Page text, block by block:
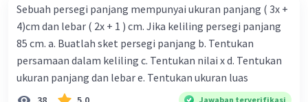
Sebuah persegi panjang mempunyai ukuran panjang ( 3x +
4)cm dan lebar ( 2x + 1 ) cm. Jika keliling persegi panjang
85 cm. a. Buatlah sket persegi panjang b. Tentukan
persamaan dalam keliling c. Tentukan nilai x d. Tentukan
ukuran panjang dan lebar e. Tentukan ukuran luas
Jawaban terverifikasi